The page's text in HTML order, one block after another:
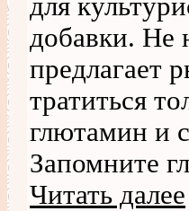
для
добавки. Не
предлагает
тратиться
глютамин и
Запомните
Читать далее